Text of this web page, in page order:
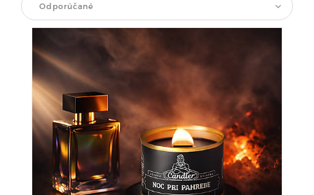
Odporúčané